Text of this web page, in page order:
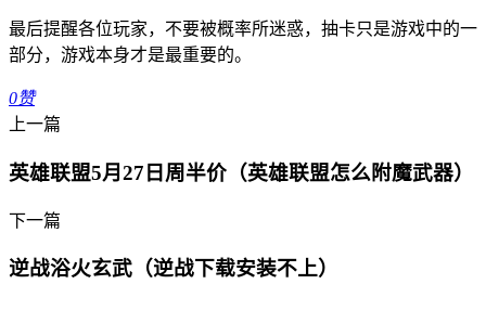
最后提醒各位玩家，不要被概率所迷惑，抽卡只是游戏中的一
部分，游戏本身才是最重要的。
0赞
上一篇
英雄联盟5月27日周半价（英雄联盟怎么附魔武器）
下一篇
逆战浴火玄武（逆战下载安装不上）